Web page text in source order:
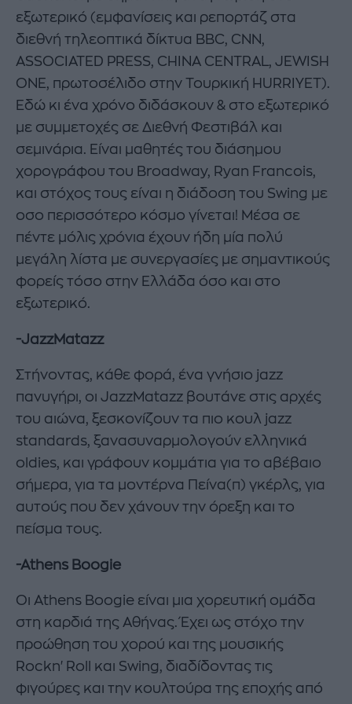
εξωτερικό (εμφανίσεις και ρεπορτάζ στα
διεθνή τηλεοπτικά δίκτυα BBC, CNN,
ASSOCIATED PRESS, CHINA CENTRAL, JEWISH
ONE, πρωτοσέλιδο στην Τουρκική HURRIYET).
Εδώ κι ένα χρόνο διδάσκουν & στο εξωτερικό
με συμμετοχές σε Διεθνή Φεστιβάλ και
σεμινάρια. Είναι μαθητές του διάσημου
χορογράφου του Broadway, Ryan Francois,
και στόχος τους είναι η διάδοση του Swing με
οσο περισσότερο κόσμο γίνεται! Μέσα σε
πέντε μόλις χρόνια έχουν ήδη μία πολύ
μεγάλη λίστα με συνεργασίες με σημαντικούς
φορείς τόσο στην Ελλάδα όσο και στο
εξωτερικό.
-JazzMatazz
Στήνοντας, κάθε φορά, ένα γνήσιο jazz
πανυγήρι, οι JazzMatazz βουτάνε στις αρχές
του αιώνα, ξεσκονίζουν τα πιο κουλ jazz
standards, ξανασυναρμολογούν ελληνικά
oldies, και γράφουν κομμάτια για το αβέβαιο
σήμερα, για τα μοντέρνα Πείνα(π) γκέρλς, για
αυτούς που δεν χάνουν την όρεξη και το
πείσμα τους.
-Athens Boogie
Οι Athens Boogie είναι μια χορευτική ομάδα
στη καρδιά της Αθήνας. Έχει ως στόχο την
προώθηση του χορού και της μουσικής
Rockn'Roll και Swing, διαδίδοντας τις
φιγούρες και την κουλτούρα της εποχής από